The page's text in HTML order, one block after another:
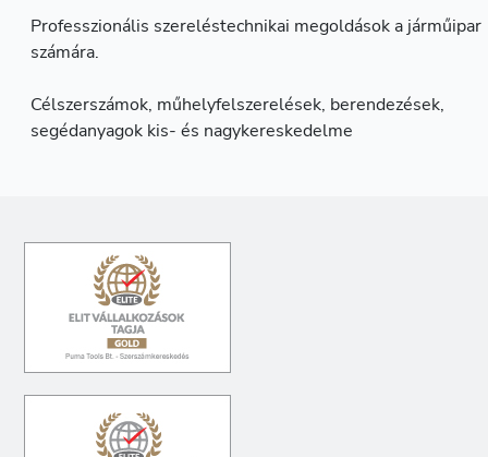
Professzionális szereléstechnikai megoldások a járműipar
számára.
Célszerszámok, műhelyfelszerelések, berendezések,
segédanyagok kis- és nagykereskedelme